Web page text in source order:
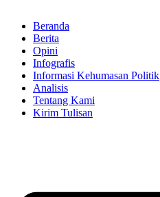
Beranda
Berita
Opini
Infografis
Informasi Kehumasan Politik
Analisis
Tentang Kami
Kirim Tulisan